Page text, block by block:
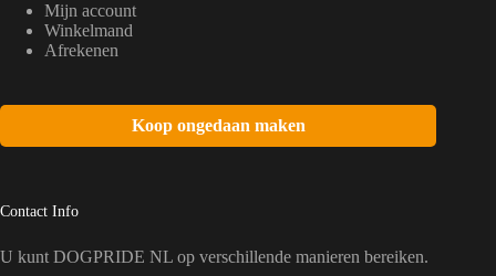
Mijn account
Winkelmand
Afrekenen
Koop ongedaan maken
Contact Info
U kunt DOGPRIDE NL op verschillende manieren bereiken.